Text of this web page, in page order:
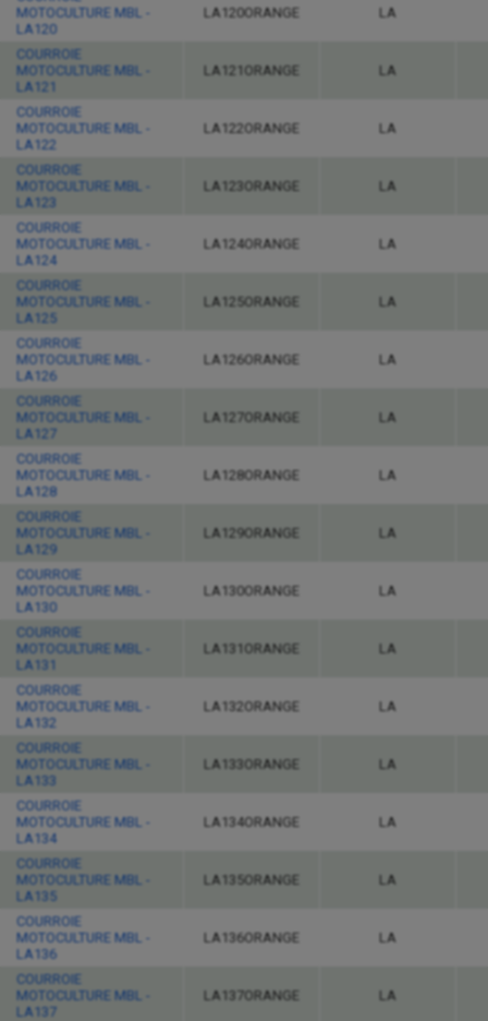
MOTOCULTURE MBL -
LA120
LA120ORANGE LA
COURROIE
MOTOCULTURE MBL -
LA121
LA121ORANGE LA
COURROIE
MOTOCULTURE MBL -
LA122
LA122ORANGE LA
COURROIE
MOTOCULTURE MBL -
LA123
LA123ORANGE LA
COURROIE
MOTOCULTURE MBL -
LA124
LA124ORANGE LA
COURROIE
MOTOCULTURE MBL -
LA125
LA125ORANGE LA
COURROIE
MOTOCULTURE MBL -
LA126
LA126ORANGE LA
COURROIE
MOTOCULTURE MBL -
LA127
LA127ORANGE LA
COURROIE
MOTOCULTURE MBL -
LA128
LA128ORANGE LA
COURROIE
MOTOCULTURE MBL -
LA129
LA129ORANGE LA
COURROIE
MOTOCULTURE MBL -
LA130
LA130ORANGE LA
COURROIE
MOTOCULTURE MBL -
LA131
LA131ORANGE LA
COURROIE
MOTOCULTURE MBL -
LA132
LA132ORANGE LA
COURROIE
MOTOCULTURE MBL -
LA133
LA133ORANGE LA
COURROIE
MOTOCULTURE MBL -
LA134
LA134ORANGE LA
COURROIE
MOTOCULTURE MBL -
LA135
LA135ORANGE LA
COURROIE
MOTOCULTURE MBL -
LA136
LA136ORANGE LA
COURROIE
MOTOCULTURE MBL -
LA137
LA137ORANGE LA